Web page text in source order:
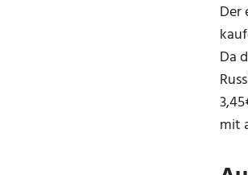
Der
Da
mit